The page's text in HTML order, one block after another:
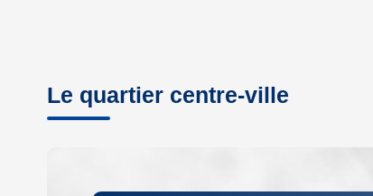
Le quartier centre-ville